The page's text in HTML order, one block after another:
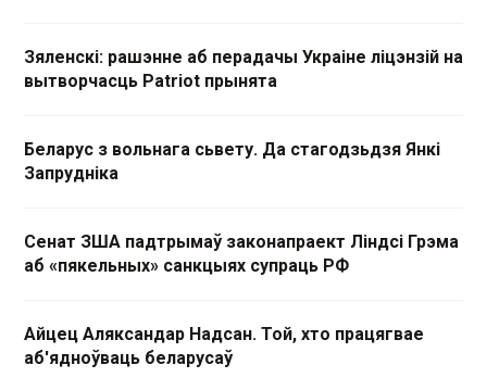
Зяленскі: рашэнне аб перадачы Украіне ліцэнзій на
вытворчасць Patriot прынята
Беларус з вольнага сьвету. Да стагодзьдзя Янкі
Запрудніка
Сенат ЗША падтрымаў законапраект Ліндсі Грэма
аб «пякельных» санкцыях супраць РФ
Айцец Аляксандар Надсан. Той, хто працягвае
аб'ядноўваць беларусаў